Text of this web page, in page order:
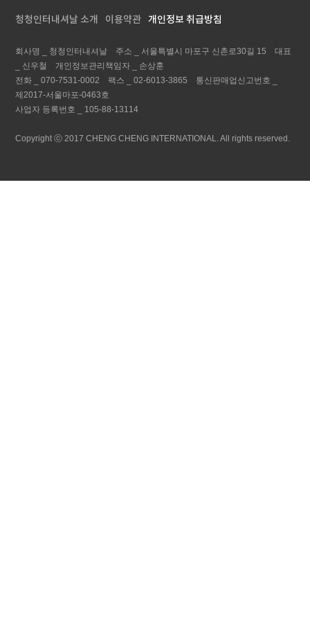
청청인터내셔날 소개 이용약관 개인정보 취급방침
회사명 _ 청청인터내셔날 주소 _ 서울특별시 마포구 신촌로30길 15
대표
신우철 개인정보관리책임자 _
손상훈
전화 _
070-7531-0002 팩스 _ 02-6013-3865
통신판매업신고번호 _
제2017-서울마포-0463호
사업자 등록번호 _
105-88-13114
Copyright ⓒ 2017 CHENG CHENG INTERNATIONAL. All rights reserved.